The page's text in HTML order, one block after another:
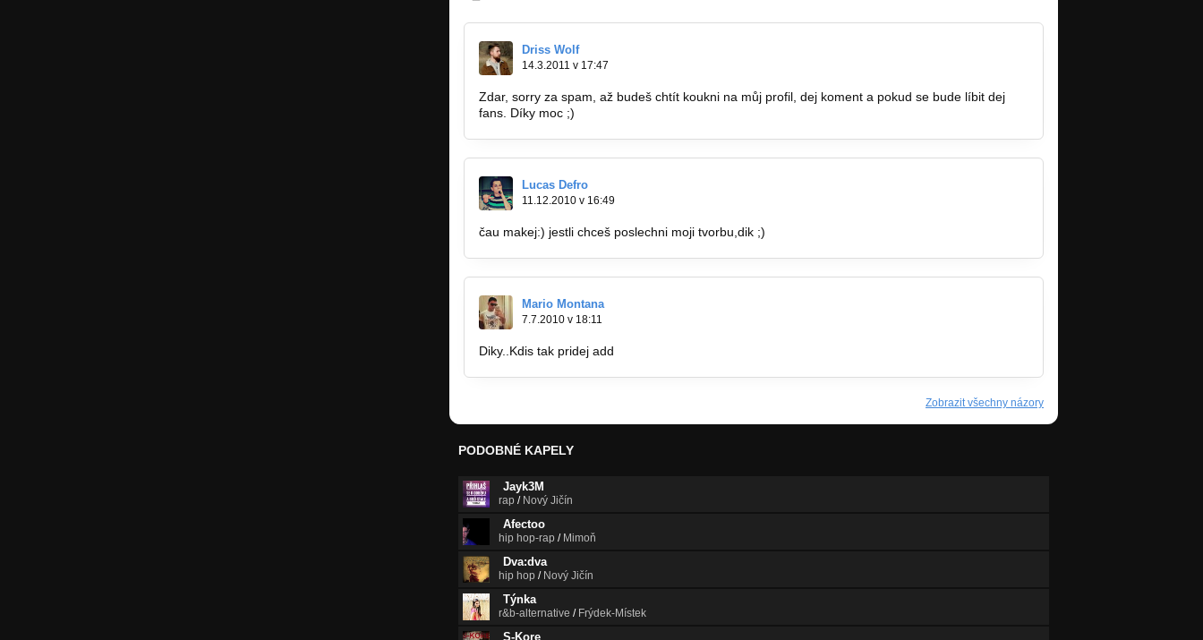
Driss Wolf
14.3.2011 v 17:47
Zdar, sorry za spam, až budeš chtít koukni na můj profil, dej koment a pokud se bude líbit dej
fans. Díky moc ;)
Lucas Defro
11.12.2010 v 16:49
čau makej:) jestli chceš poslechni moji tvorbu,dik ;)
Mario Montana
7.7.2010 v 18:11
Diky..Kdis tak pridej add
Zobrazit všechny názory
PODOBNÉ KAPELY
Jayk3M
rap / Nový Jičín
Afectoo
hip hop-rap / Mimoň
Dva:dva
hip hop / Nový Jičín
Týnka
r&b-alternative / Frýdek-Místek
S-Kore